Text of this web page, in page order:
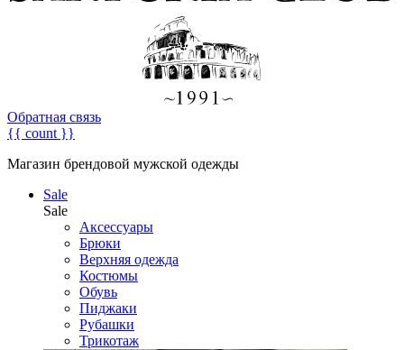
Обратная связь
{{ count }}
Магазин брендовой мужской одежды
Sale
Sale
Аксессуары
Брюки
Верхняя одежда
Костюмы
Обувь
Пиджаки
Рубашки
Трикотаж